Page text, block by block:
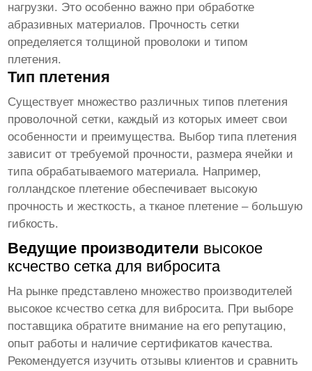
нагрузки. Это особенно важно при обработке
абразивных материалов. Прочность сетки
определяется толщиной проволоки и типом
плетения.
Тип плетения
Существует множество различных типов плетения
проволочной сетки, каждый из которых имеет свои
особенности и преимущества. Выбор типа плетения
зависит от требуемой прочности, размера ячейки и
типа обрабатываемого материала. Например,
голландское плетение обеспечивает высокую
прочность и жесткость, а тканое плетение – большую
гибкость.
Ведущие производители высокое
ксчество сетка для вибросита
На рынке представлено множество производителей
высокое ксчество сетка для вибросита. При выборе
поставщика обратите внимание на его репутацию,
опыт работы и наличие сертификатов качества.
Рекомендуется изучить отзывы клиентов и сравнить